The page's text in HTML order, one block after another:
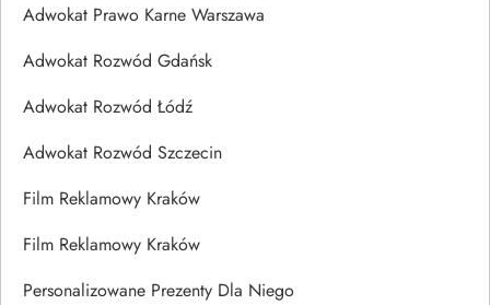
Adwokat Prawo Karne Warszawa
Adwokat Rozwód Gdańsk
Adwokat Rozwód Łódź
Adwokat Rozwód Szczecin
Film Reklamowy Kraków
Film Reklamowy Kraków
Personalizowane Prezenty Dla Niego